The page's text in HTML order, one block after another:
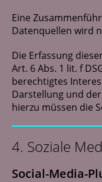
Eine
Datenquellen wird
Die Erfassung
Art. 6 Abs. 1 lit. f
berechtigtes
Darstellung und
hierzu müssen die
4. Soziale
Social-Media-